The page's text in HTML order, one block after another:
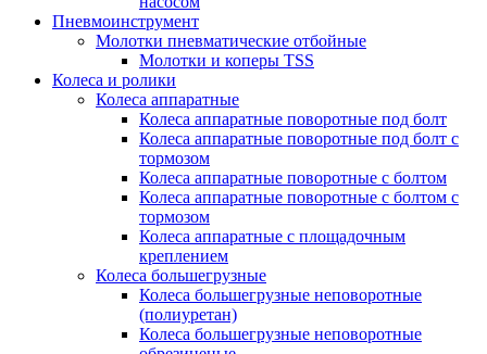
Пневмоинструмент
Молотки пневматические отбойные
Молотки и коперы TSS
Колеса и ролики
Колеса аппаратные
Колеса аппаратные поворотные под болт
Колеса аппаратные поворотные под болт с
тормозом
Колеса аппаратные поворотные с болтом
Колеса аппаратные поворотные с болтом с
тормозом
Колеса аппаратные с площадочным
креплением
Колеса большегрузные
Колеса большегрузные неповоротные
(полиуретан)
Колеса большегрузные неповоротные